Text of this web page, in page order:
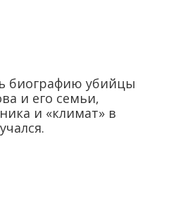
биографию убийцы
и его семьи,
и «климат» в